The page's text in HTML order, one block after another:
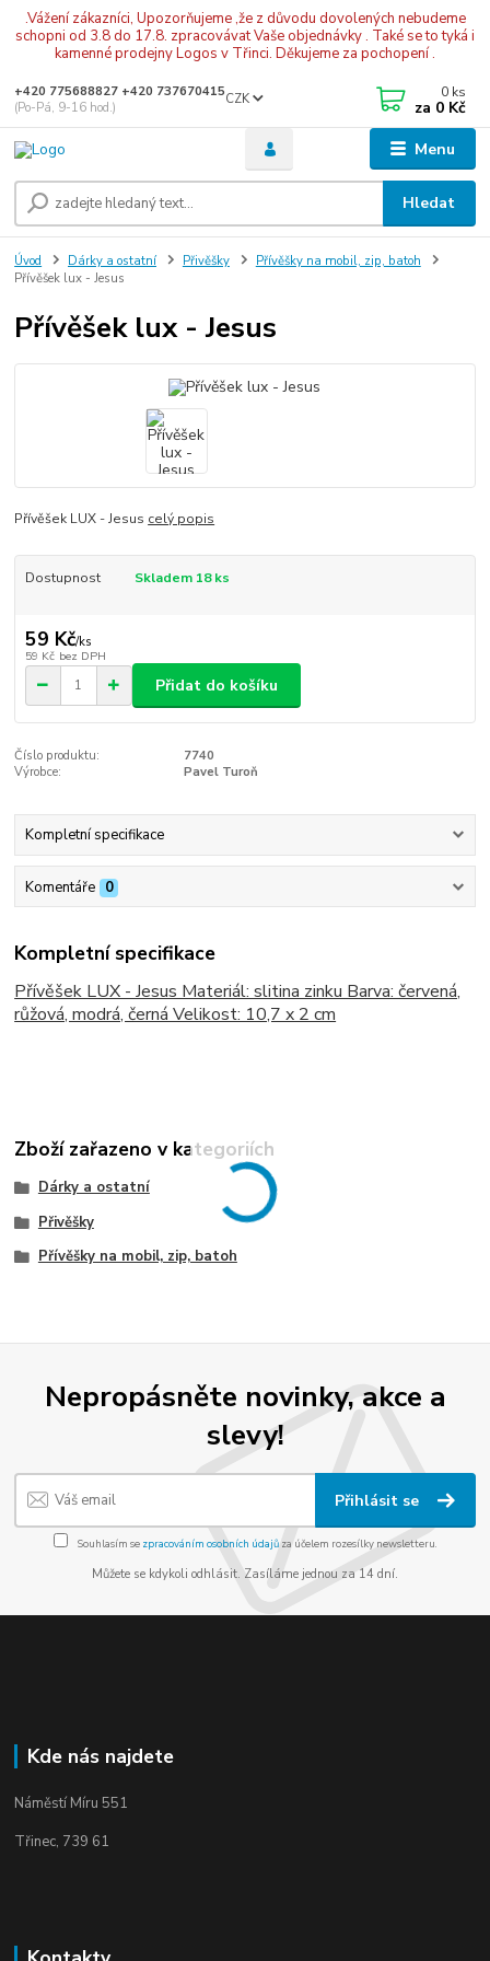
.Vážení zákazníci, Upozorňujeme ,že z důvodu dovolených nebudeme
schopni od 3.8 do 17.8. zpracovávat Vaše objednávky . Také se to tyká i
kamenné prodejny Logos v Třinci. Děkujeme za pochopení .
Menu
CZK
Hledat
+420 775688827 +420 737670415
(Po-Pá, 9-16 hod.)
0 ks
za 0 Kč
Úvod Dárky a ostatní Přivěšky
Přívěšky na mobil, zip, batoh
Přívěšek lux - Jesus
Přívěšek lux - Jesus
Přívěšek LUX - Jesus celý popis
Dostupnost Skladem 18 ks
59 Kč/ks
59 Kč bez DPH
Přidat do košíku
Číslo produktu:
7740
Výrobce:
Pavel Turoň
Kompletní specifikace
Komentáře 0
Kompletní specifikace
Přívěšek LUX - Jesus Materiál: slitina zinku Barva: červená,
růžová, modrá, černá Velikost: 10,7 x 2 cm
Zboží zařazeno v kategoriích
Dárky a ostatní
Přivěšky
Přívěšky na mobil, zip, batoh
Nepropásněte novinky, akce a
slevy!
Přihlásit se
Souhlasím se zpracováním osobních údajůza účelem rozesílky newsletteru.
Můžete se kdykoli odhlásit. Zasíláme jednou za 14 dní.
Kde nás najdete
Náměstí Míru 551
Třinec, 739 61